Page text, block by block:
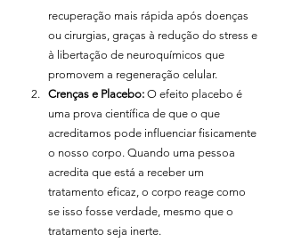
recuperação mais rápida após doenças
ou cirurgias, graças à redução do stress e
à libertação de neuroquímicos que
promovem a regeneração celular.
Crenças e Placebo: O efeito placebo é
uma prova científica de que o que
acreditamos pode influenciar fisicamente
o nosso corpo. Quando uma pessoa
acredita que está a receber um
tratamento eficaz, o corpo reage como
se isso fosse verdade, mesmo que o
tratamento seja inerte.